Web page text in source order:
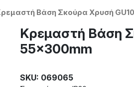
Βάση Σκούρα Χρυσή
Κρεμαστή Βάση
55x300mm
SKU: 069065